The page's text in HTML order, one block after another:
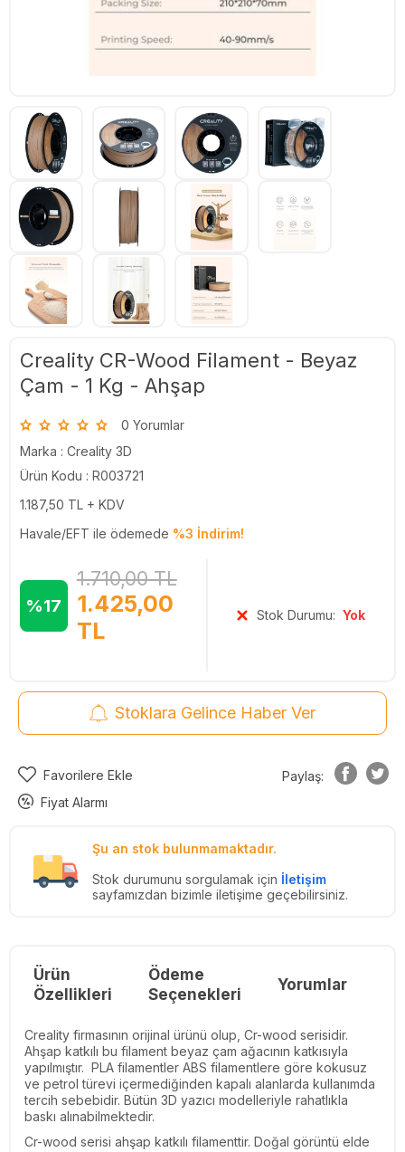
Creality CR-Wood Filament - Beyaz
Çam - 1 Kg - Ahşap
0 Yorumlar
Marka : Creality 3D
Ürün Kodu : R003721
1.187,50 TL + KDV
Havale/EFT ile ödemede %3 İndirim!
%17
1.425,00
TL
1.710,00TL
Stok Durumu:Yok
Stoklara Gelince Haber Ver
Favorilere Ekle
Fiyat Alarmı
Paylaş:
Şu an stok bulunmamaktadır.
Stok durumunu sorgulamak için İletişim
sayfamızdan bizimle iletişime geçebilirsiniz.
Ürün
Özellikleri
Ödeme
Seçenekleri
Yorumlar
Creality firmasının orijinal ürünü olup, Cr-wood serisidir.
Ahşap katkılı bu filament beyaz çam ağacının katkısıyla
yapılmıştır. PLA filamentler ABS filamentlere göre kokusuz
ve petrol türevi içermediğinden kapalı alanlarda kullanımda
tercih sebebidir. Bütün 3D yazıcı modelleriyle rahatlıkla
baskı alınabilmektedir.
Cr-wood serisi ahşap katkılı filamenttir. Doğal görüntü elde